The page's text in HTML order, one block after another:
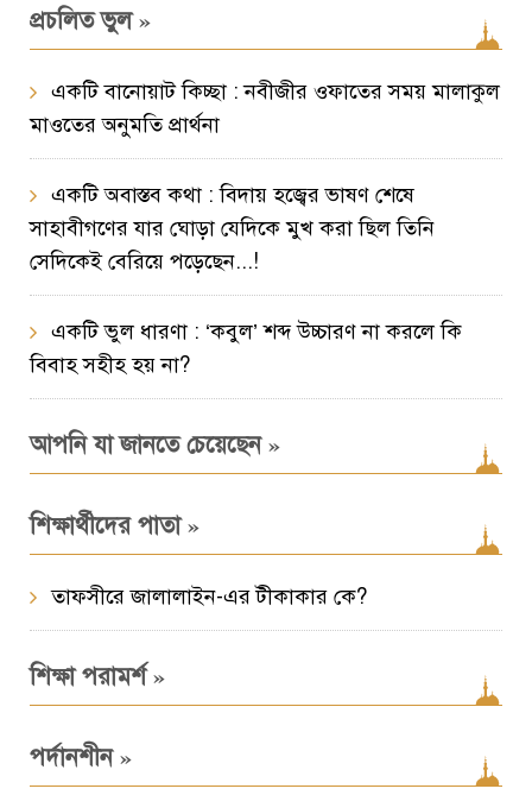
প্রচলিত ভুল»
একটি বানোয়াট কিচ্ছা : নবীজীর ওফাতের সময় মালাকুল
মাওতের অনুমতি প্রার্থনা
একটি অবাস্তব কথা : বিদায় হজ্বের ভাষণ শেষে
সাহাবীগণের যার ঘোড়া যেদিকে মুখ করা ছিল তিনি
সেদিকেই বেরিয়ে পড়েছেন...!
একটি ভুল ধারণা : ‘কবুল’ শব্দ উচ্চারণ না করলে কি
বিবাহ সহীহ হয় না?
আপনি যা জানতে চেয়েছেন »
শিক্ষার্থীদের পাতা»
তাফসীরে জালালাইন-এর টীকাকার কে?
শিক্ষা পরামর্শ»
পর্দানশীন »